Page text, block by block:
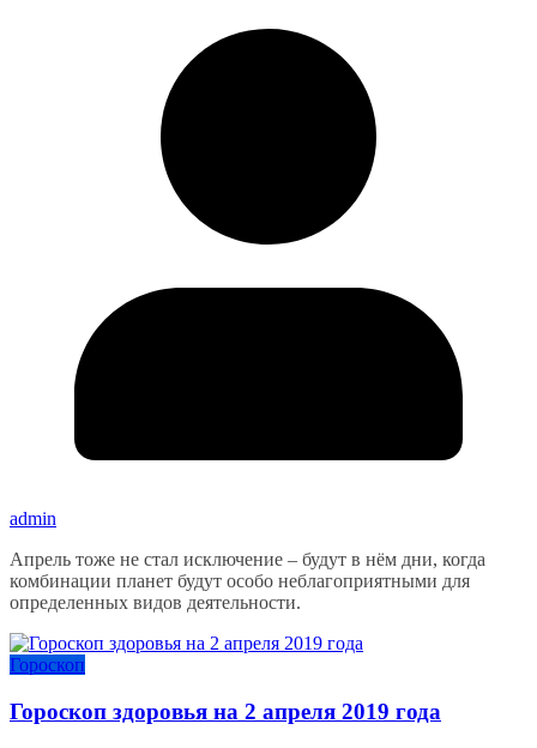
admin
Апрель тоже не стал исключение – будут в нём дни, когда
комбинации планет будут особо неблагоприятными для
определенных видов деятельности.
Гороскоп
Гороскоп здоровья на 2 апреля 2019 года